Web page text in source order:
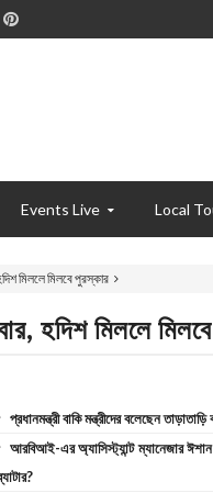
Events Live Local
মিললে মিলবে পুরস্কার
হদিশ মিললে
প্রধানমন্ত্রী বাকি মন্ত্রীদের বলেছেন
আরবিআই-এর অ্যাসিস্ট্যান্ট ম্যানেজার